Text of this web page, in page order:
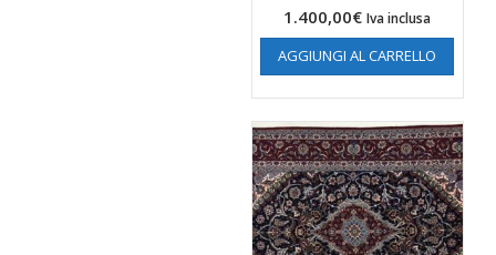
1.400,00€ Iva inclusa
AGGIUNGI AL CARRELLO